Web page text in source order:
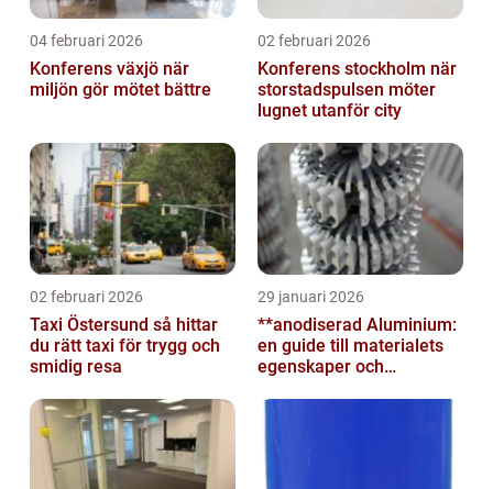
04 februari 2026
Konferens växjö när
miljön gör mötet bättre
02 februari 2026
Konferens stockholm när
storstadspulsen möter
lugnet utanför city
02 februari 2026
Taxi Östersund så hittar
du rätt taxi för trygg och
smidig resa
29 januari 2026
**anodiserad Aluminium:
en guide till materialets
egenskaper och